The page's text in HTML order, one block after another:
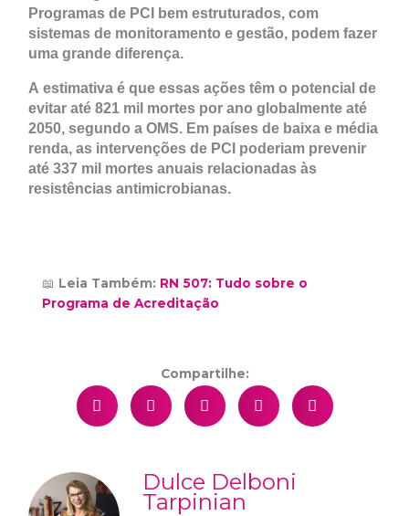
Programas de PCI bem estruturados, com
sistemas de monitoramento e gestão, podem fazer
uma grande diferença.
A estimativa é que essas ações têm o potencial de
evitar até 821 mil mortes por ano globalmente até
2050, segundo a OMS. Em países de baixa e média
renda, as intervenções de PCI poderiam prevenir
até 337 mil mortes anuais relacionadas às
resistências antimicrobianas.
📖 Leia Também: RN 507: Tudo sobre o
Programa de Acreditação
Compartilhe:
Dulce Delboni
Tarpinian